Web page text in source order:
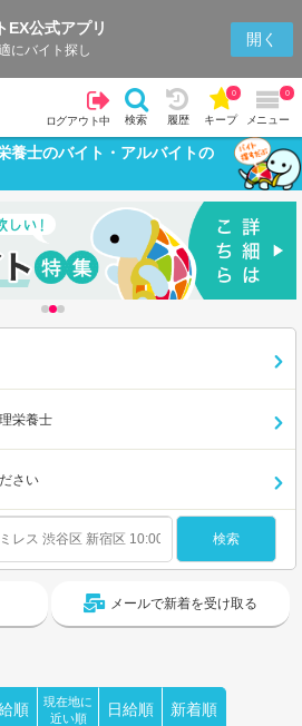
EX公式アプリ
にバイト探し
開く
ログアウト中 検索 履歴 キープ
0
メニュー
0
養士のバイト・アルバイトの
栄養士
さい
メールで新着を受け取る
順
現在地に
近い順
日給順 新着順